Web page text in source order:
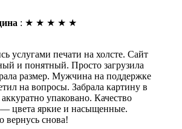
: ★ ★ ★ ★ ★
услугами печати на холсте. Сайт
и понятный. Просто загрузила
размер. Мужчина на поддержке
на вопросы. Забрала картину в
упаковано. Качество
— цвета яркие и насыщенные.
вернусь снова!